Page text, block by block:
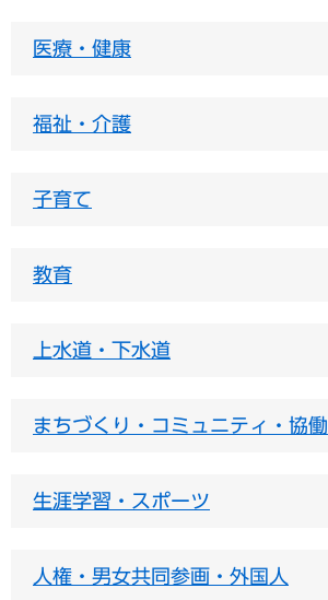
医療・健康
福祉・介護
子育て
教育
上水道・下水道
まちづくり・コミュニティ・協働
生涯学習・スポーツ
人権・男女共同参画・外国人